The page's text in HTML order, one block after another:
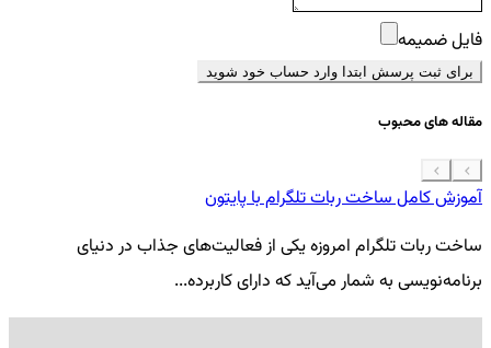
فایل ضمیمه
برای ثبت پرسش ابتدا وارد حساب خود شوید
مقاله های محبوب
آموزش کامل ساخت ربات تلگرام با پایتون
ساخت ربات تلگرام امروزه یکی از فعالیت‌های جذاب در دنیای
برنامه‌نویسی به شمار می‌آید که دارای کاربرده...